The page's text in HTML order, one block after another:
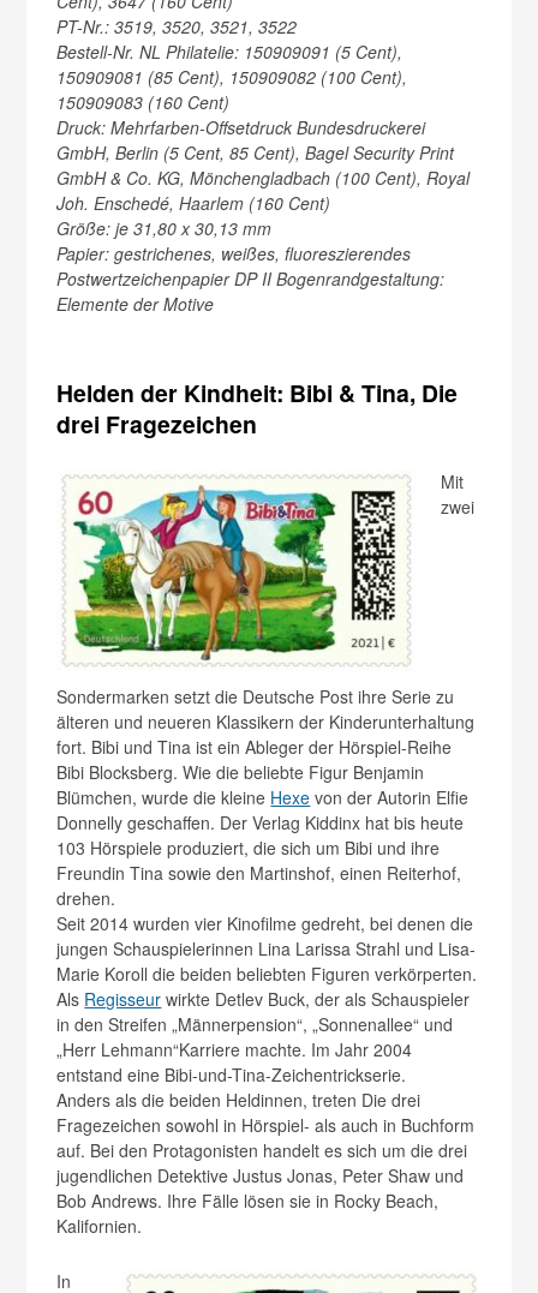
PT-Nr.: 3519, 3520, 3521, 3522
Bestell-Nr. NL Philatelie: 150909091 (5 Cent),
150909081 (85 Cent), 150909082 (100 Cent),
150909083 (160 Cent)
Druck: Mehrfarben-Offsetdruck Bundesdruckerei
GmbH, Berlin (5 Cent, 85 Cent), Bagel Security Print
GmbH & Co. KG, Mönchengladbach (100 Cent), Royal
Joh. Enschedé, Haarlem (160 Cent)
Größe: je 31,80 x 30,13 mm
Papier: gestrichenes, weißes, fluoreszierendes
Postwertzeichenpapier DP II Bogenrandgestaltung:
Elemente der Motive
Helden der Kindheit: Bibi & Tina, Die
drei Fragezeichen
Mit
zwei
Sondermarken setzt die Deutsche Post ihre Serie zu
älteren und neueren Klassikern der Kinderunterhaltung
fort. Bibi und Tina ist ein Ableger der Hörspiel-Reihe
Bibi Blocksberg. Wie die beliebte Figur Benjamin
Blümchen, wurde die kleine Hexe von der Autorin Elfie
Donnelly geschaffen. Der Verlag Kiddinx hat bis heute
103 Hörspiele produziert, die sich um Bibi und ihre
Freundin Tina sowie den Martinshof, einen Reiterhof,
drehen.
Seit 2014 wurden vier Kinofilme gedreht, bei denen die
jungen Schauspielerinnen Lina Larissa Strahl und Lisa-
Marie Koroll die beiden beliebten Figuren verkörperten.
Als Regisseur wirkte Detlev Buck, der als Schauspieler
in den Streifen „Männerpension“, „Sonnenallee“ und
„Herr Lehmann“Karriere machte. Im Jahr 2004
entstand eine Bibi-und-Tina-Zeichentrickserie.
Anders als die beiden Heldinnen, treten Die drei
Fragezeichen sowohl in Hörspiel- als auch in Buchform
auf. Bei den Protagonisten handelt es sich um die drei
jugendlichen Detektive Justus Jonas, Peter Shaw und
Bob Andrews. Ihre Fälle lösen sie in Rocky Beach,
Kalifornien.
In